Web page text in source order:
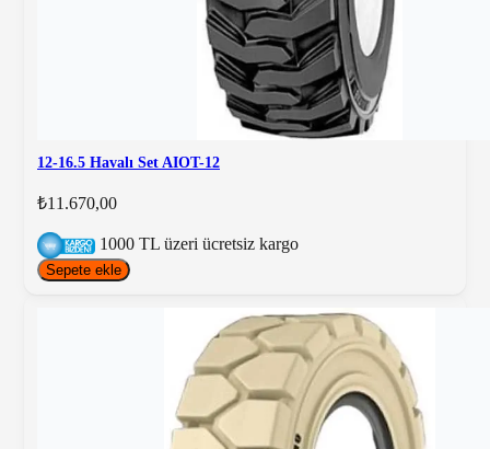
12-16.5 Havalı Set AIOT-12
₺11.670,00
1000 TL üzeri ücretsiz kargo
Sepete ekle